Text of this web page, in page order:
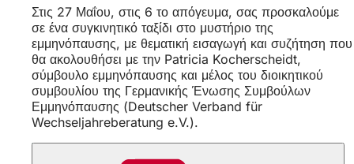
Στις 27 Μαΐου, στις 6 το απόγευμα, σας προσκαλούμε
σε ένα συγκινητικό ταξίδι στο μυστήριο της
εμμηνόπαυσης, με θεματική εισαγωγή και συζήτηση που
θα ακολουθήσει με την Patricia Kocherscheidt,
σύμβουλο εμμηνόπαυσης και μέλος του διοικητικού
συμβουλίου της Γερμανικής Ένωσης Συμβούλων
Εμμηνόπαυσης (Deutscher Verband für
Wechseljahreberatung e.V.).